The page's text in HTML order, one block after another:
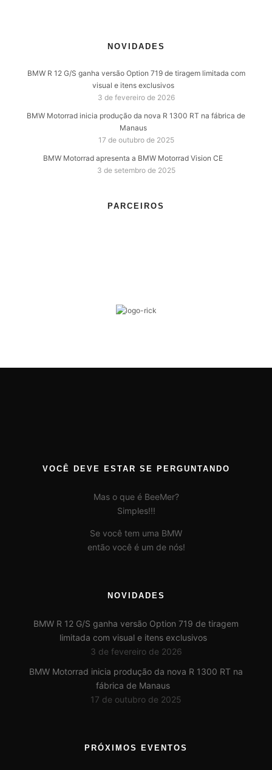
NOVIDADES
BMW R 12 G/S ganha versão Option 719 de tiragem limitada com
visual e itens exclusivos
3 de fevereiro de 2026
BMW Motorrad inicia produção da nova R 1300 RT na fábrica de
Manaus
17 de outubro de 2025
BMW Motorrad apresenta a BMW Motorrad Vision CE
3 de setembro de 2025
PARCEIROS
VOCÊ DEVE ESTAR SE PERGUNTANDO
Mas o que é BeeMer?
Simples!!!
Se você tem uma BMW
então você é um de nós!
NOVIDADES
BMW R 12 G/S ganha versão Option 719 de tiragem
limitada com visual e itens exclusivos
3 de fevereiro de 2026
BMW Motorrad inicia produção da nova R 1300 RT na
fábrica de Manaus
17 de outubro de 2025
PRÓXIMOS EVENTOS